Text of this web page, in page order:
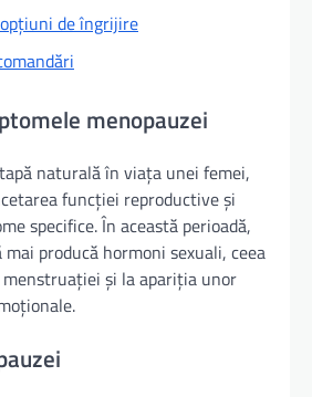
de îngrijire
menopauzei
naturală în viața unei femei,
funcției reproductive și
specifice. În această perioadă,
producă hormoni sexuali, ceea
și la apariția unor